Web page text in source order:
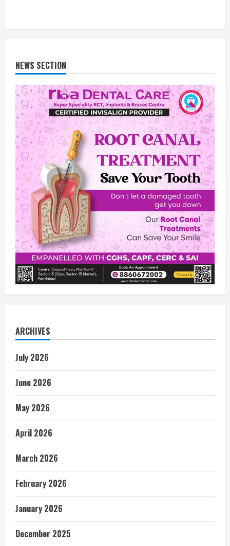
NEWS SECTION
ARCHIVES
July 2026
June 2026
May 2026
April 2026
March 2026
February 2026
January 2026
December 2025